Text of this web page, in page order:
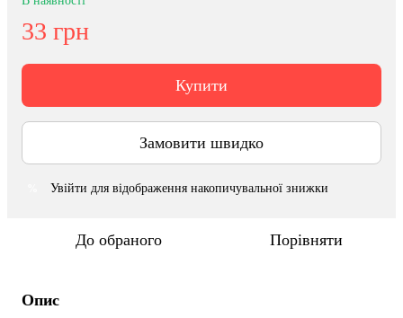
33 грн
Купити
Замовити швидко
Увійти для відображення накопичувальної знижки
До обраного Порівняти
Опис